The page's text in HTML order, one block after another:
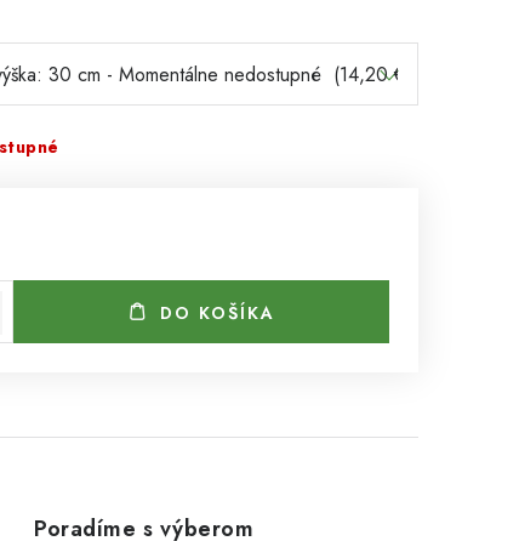
DO KOŠÍKA
Poradíme s výberom